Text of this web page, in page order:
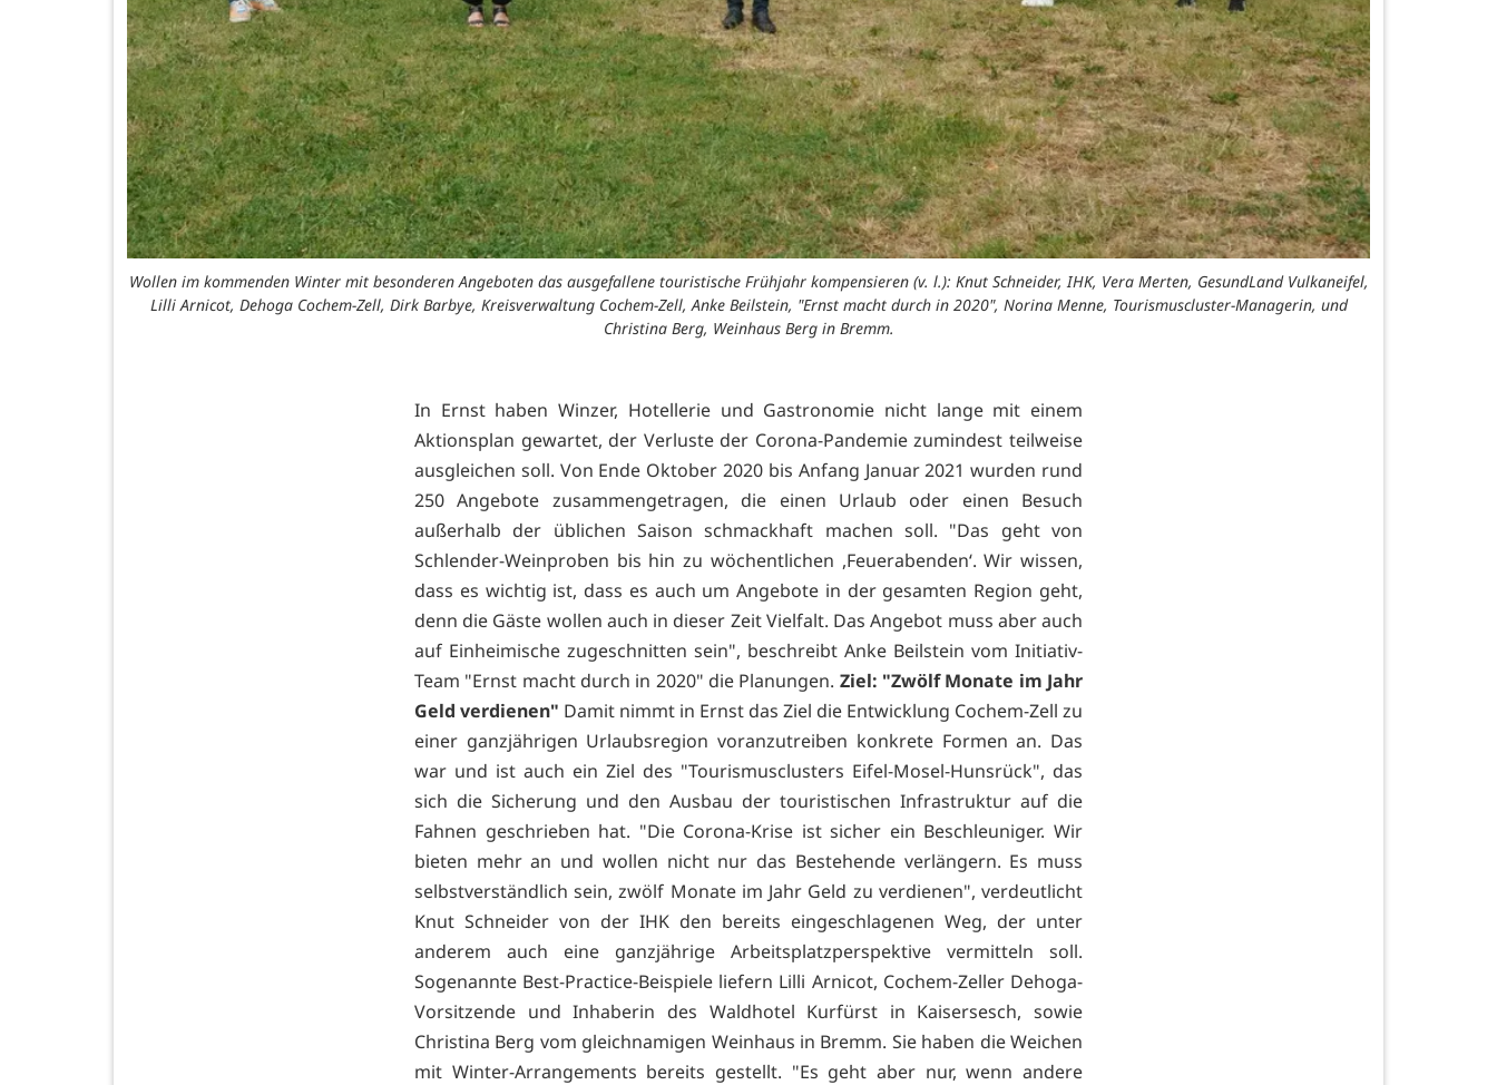
Wollen im kommenden Winter mit besonderen Angeboten das ausgefallene touristische Frühjahr kompensieren (v. l.): Knut Schneider, IHK, Vera Merten, GesundLand Vulkaneifel,
Lilli Arnicot, Dehoga Cochem-Zell, Dirk Barbye, Kreisverwaltung Cochem-Zell, Anke Beilstein, "Ernst macht durch in 2020", Norina Menne, Tourismuscluster-Managerin, und
Christina Berg, Weinhaus Berg in Bremm.
In Ernst haben Winzer, Hotellerie und Gastronomie nicht lange mit einem
Aktionsplan gewartet, der Verluste der Corona-Pandemie zumindest teilweise
ausgleichen soll. Von Ende Oktober 2020 bis Anfang Januar 2021 wurden rund
250 Angebote zusammengetragen, die einen Urlaub oder einen Besuch
außerhalb der üblichen Saison schmackhaft machen soll. "Das geht von
Schlender-Weinproben bis hin zu wöchentlichen ,Feuerabenden‘. Wir wissen,
dass es wichtig ist, dass es auch um Angebote in der gesamten Region geht,
denn die Gäste wollen auch in dieser Zeit Vielfalt. Das Angebot muss aber auch
auf Einheimische zugeschnitten sein", beschreibt Anke Beilstein vom Initiativ-
Team "Ernst macht durch in 2020" die Planungen. Ziel: "Zwölf Monate im Jahr
Geld verdienen" Damit nimmt in Ernst das Ziel die Entwicklung Cochem-Zell zu
einer ganzjährigen Urlaubsregion voranzutreiben konkrete Formen an. Das
war und ist auch ein Ziel des "Tourismusclusters Eifel-Mosel-Hunsrück", das
sich die Sicherung und den Ausbau der touristischen Infrastruktur auf die
Fahnen geschrieben hat. "Die Corona-Krise ist sicher ein Beschleuniger. Wir
bieten mehr an und wollen nicht nur das Bestehende verlängern. Es muss
selbstverständlich sein, zwölf Monate im Jahr Geld zu verdienen", verdeutlicht
Knut Schneider von der IHK den bereits eingeschlagenen Weg, der unter
anderem auch eine ganzjährige Arbeitsplatzperspektive vermitteln soll.
Sogenannte Best-Practice-Beispiele liefern Lilli Arnicot, Cochem-Zeller Dehoga-
Vorsitzende und Inhaberin des Waldhotel Kurfürst in Kaisersesch, sowie
Christina Berg vom gleichnamigen Weinhaus in Bremm. Sie haben die Weichen
mit Winter-Arrangements bereits gestellt. "Es geht aber nur, wenn andere